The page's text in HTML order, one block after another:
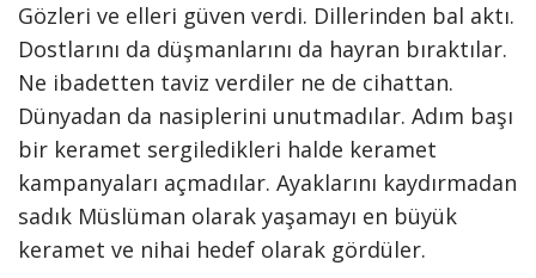
Gözleri ve elleri güven verdi. Dillerinden bal aktı.
Dostlarını da düşmanlarını da hayran bıraktılar.
Ne ibadetten taviz verdiler ne de cihattan.
Dünyadan da nasiplerini unutmadılar. Adım başı
bir keramet sergiledikleri halde keramet
kampanyaları açmadılar. Ayaklarını kaydırmadan
sadık Müslüman olarak yaşamayı en büyük
keramet ve nihai hedef olarak gördüler.